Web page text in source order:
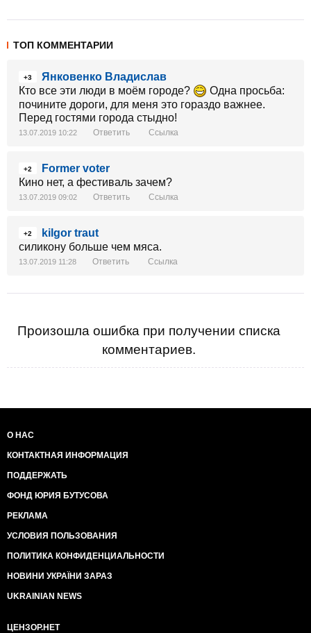
ТОП КОММЕНТАРИИ
+3
Янковенко Владислав
Кто все эти люди в моём городе?
Одна просьба:
почините дороги, для меня это гораздо важнее.
Перед гостями города стыдно!
13.07.2019 10:22 Ответить Ссылка
+2
Former voter
Кино нет, а фестиваль зачем?
13.07.2019 09:02 Ответить Ссылка
+2
kilgor traut
силикону больше чем мяса.
13.07.2019 11:28 Ответить Ссылка
Произошла ошибка при получении списка
комментариев.
О НАС
КОНТАКТНАЯ ИНФОРМАЦИЯ
ПОДДЕРЖАТЬ
ФОНД ЮРИЯ БУТУСОВА
РЕКЛАМА
УСЛОВИЯ ПОЛЬЗОВАНИЯ
ПОЛИТИКА КОНФИДЕНЦИАЛЬНОСТИ
НОВИНИ УКРАЇНИ ЗАРАЗ
UKRAINIAN NEWS
ЦЕНЗОР.НЕТ